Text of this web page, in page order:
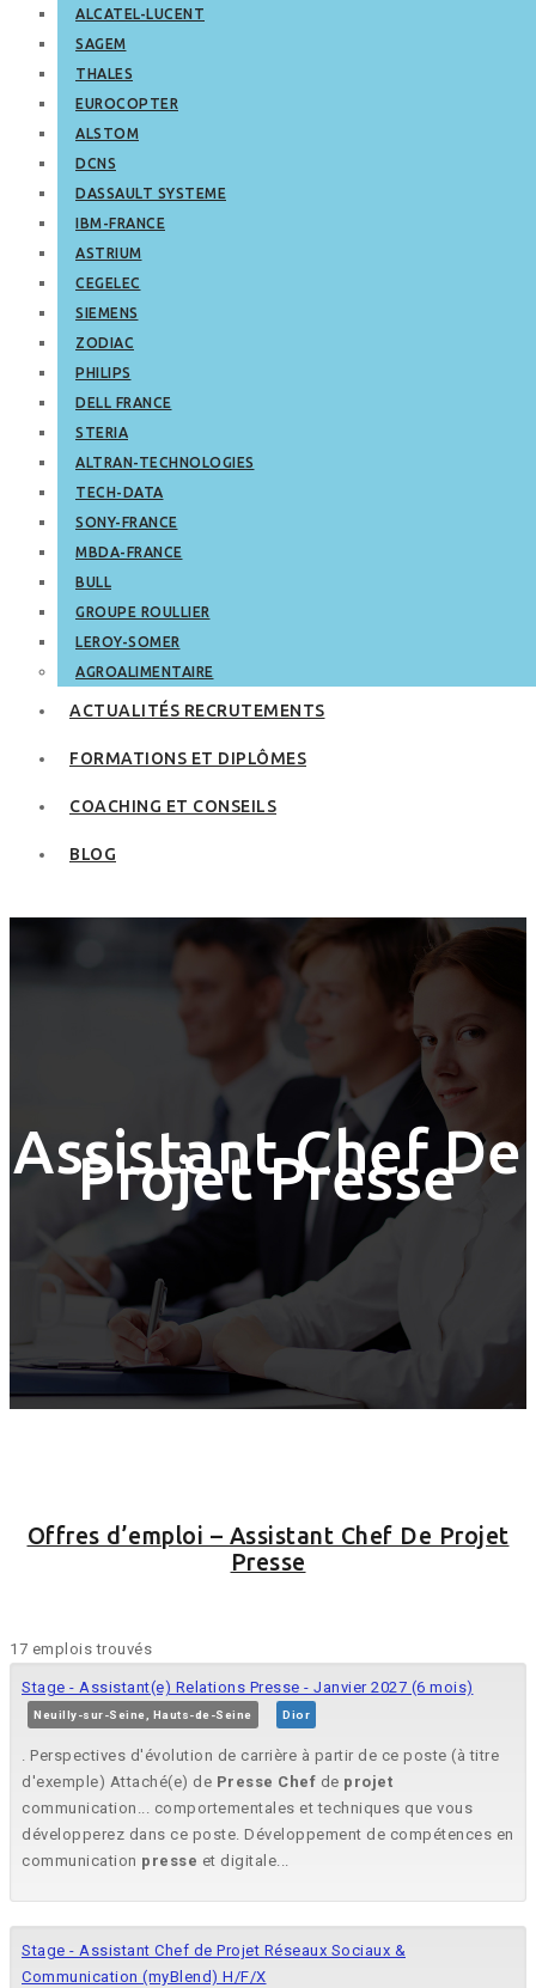
ALCATEL-LUCENT
SAGEM
THALES
EUROCOPTER
ALSTOM
DCNS
DASSAULT SYSTEME
IBM-FRANCE
ASTRIUM
CEGELEC
SIEMENS
ZODIAC
PHILIPS
DELL FRANCE
STERIA
ALTRAN-TECHNOLOGIES
TECH-DATA
SONY-FRANCE
MBDA-FRANCE
BULL
GROUPE ROULLIER
LEROY-SOMER
AGROALIMENTAIRE
ACTUALITÉS RECRUTEMENTS
FORMATIONS ET DIPLÔMES
COACHING ET CONSEILS
BLOG
Assistant Chef De
Projet Presse
Offres d’emploi – Assistant Chef De Projet
Presse
17 emplois trouvés
Stage - Assistant(e) Relations Presse - Janvier 2027 (6 mois)
Neuilly-sur-Seine, Hauts-de-Seine Dior
. Perspectives d'évolution de carrière à partir de ce poste (à titre
d'exemple) Attaché(e) de Presse Chef de projet
communication... comportementales et techniques que vous
développerez dans ce poste. Développement de compétences en
communication presse et digitale...
Stage - Assistant Chef de Projet Réseaux Sociaux &
Communication (myBlend) H/F/X